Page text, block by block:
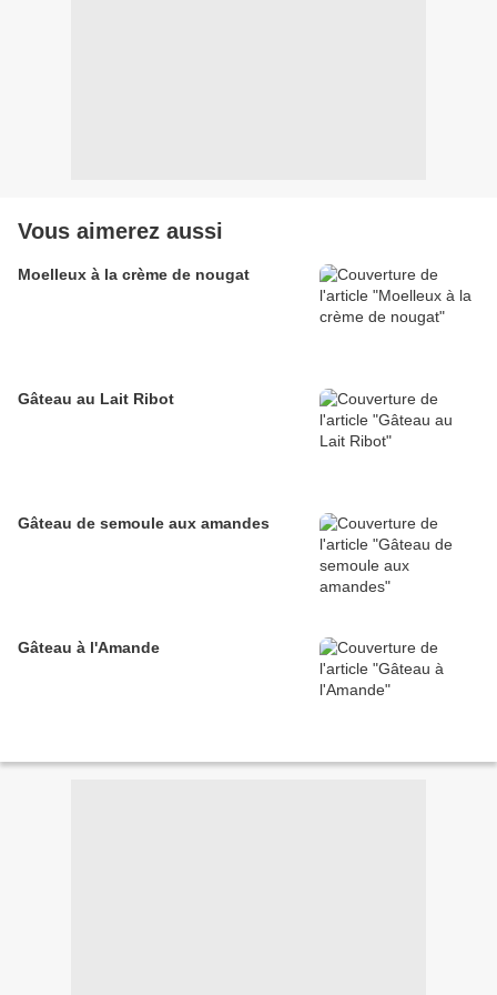
Vous aimerez aussi
Moelleux à la crème de nougat
Gâteau au Lait Ribot
Gâteau de semoule aux amandes
Gâteau à l'Amande